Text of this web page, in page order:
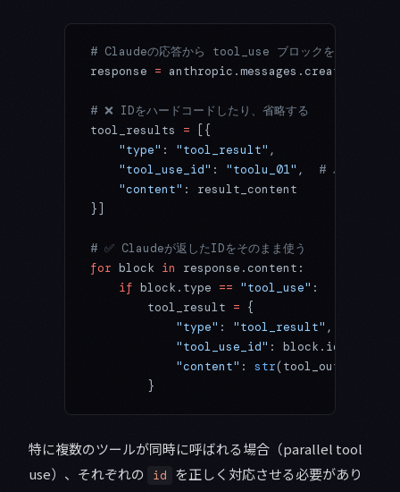
# Claudeの応答から tool_use ブロックを取得した場
response = anthropic.messages.create(
# ❌ IDをハードコードしたり、省略する
tool_results = [{
    "type"
: "tool_result" ,
    "tool_use_id"
: "toolu_01" , # ハードコー
    "content"
: result_content
}]
# ✅ Claudeが返したIDをそのまま使う
for block in
response.content:
    if
block.type == "tool_use" :
        tool_result
= {
            "type"
: "tool_result" ,
            "tool_use_id"
: block.id,
            "content"
: str(tool_output)
        }
特に複数のツールが同時に呼ばれる場合（parallel tool
use）、それぞれの
id
を正しく対応させる必要があり